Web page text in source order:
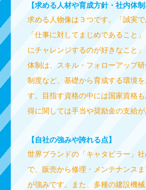
【求める人材や育成方針・社内体制
求める人物像は３つです。「誠実で
「仕事に対してまじめであること
にチャレンジするのが好きなこと」
体制は、スキル・フォローアップ
制度など、基礎から育成する環境
す。目指す資格の中には国家資格
得に関しては手当や奨励金の支給が
【自社の強みや誇れる点】
世界ブランドの「キャタピラー」
で、販売から修理・メンテナンスま
が強みです。また、多種の建設機